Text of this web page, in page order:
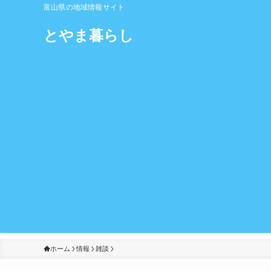
富山県の地域情報サイト
とやま暮らし
ホーム 情報 雑談